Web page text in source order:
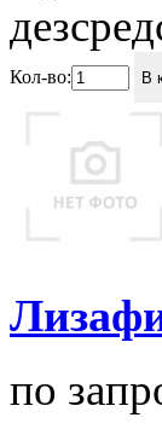
Кол-во: В
по